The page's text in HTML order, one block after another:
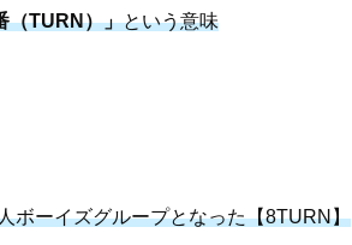
（TURN）」という意味
ボーイズグループとなった【8TURN】